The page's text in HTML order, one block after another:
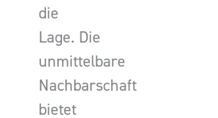
die
Lage. Die
unmittelbare
Nachbarschaft
bietet